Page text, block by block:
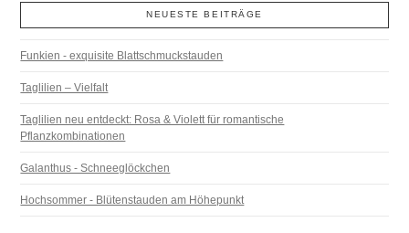
NEUESTE BEITRÄGE
Funkien - exquisite Blattschmuckstauden
Taglilien – Vielfalt
Taglilien neu entdeckt: Rosa & Violett für romantische
Pflanzkombinationen
Galanthus - Schneeglöckchen
Hochsommer - Blütenstauden am Höhepunkt